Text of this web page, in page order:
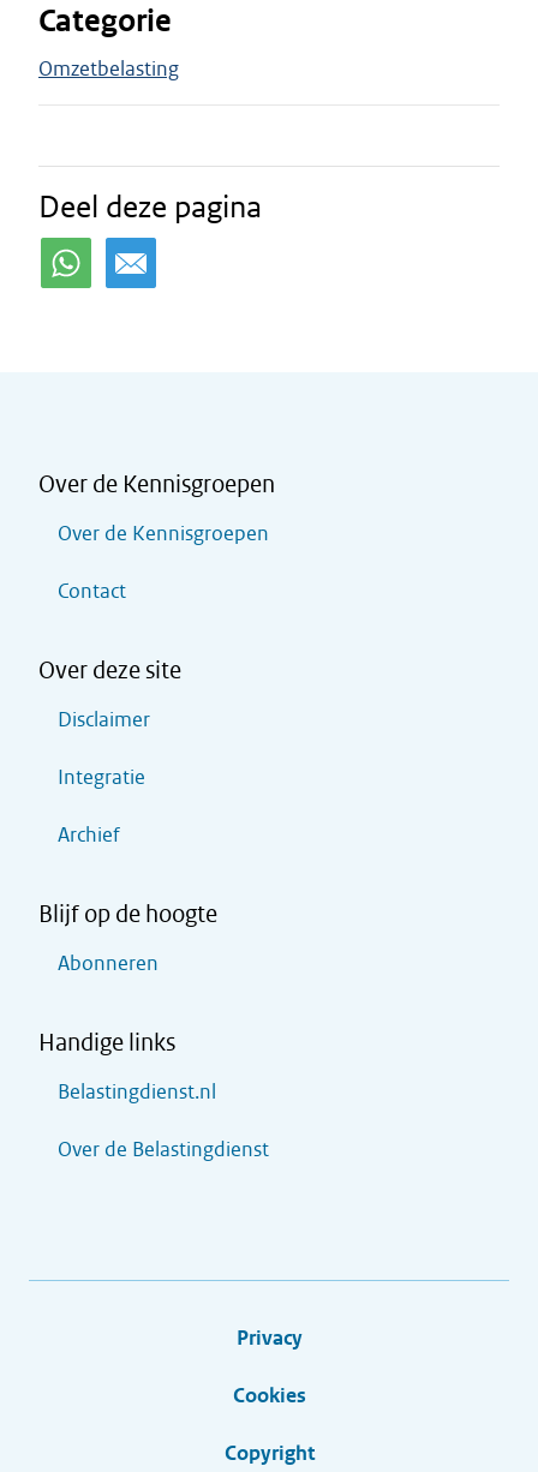
Categorie
Omzetbelasting
Deel deze pagina
Over de Kennisgroepen
Over de Kennisgroepen
Contact
Over deze site
Disclaimer
Integratie
Archief
Blijf op de hoogte
Abonneren
Handige links
Belastingdienst.nl
Over de Belastingdienst
Privacy
Cookies
Copyright